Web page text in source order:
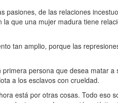
de las relaciones
que una mujer madura tiene
tan amplio, porque las
persona que desea matar
a los esclavos con crueldad.
está por otras cosas. Todo eso